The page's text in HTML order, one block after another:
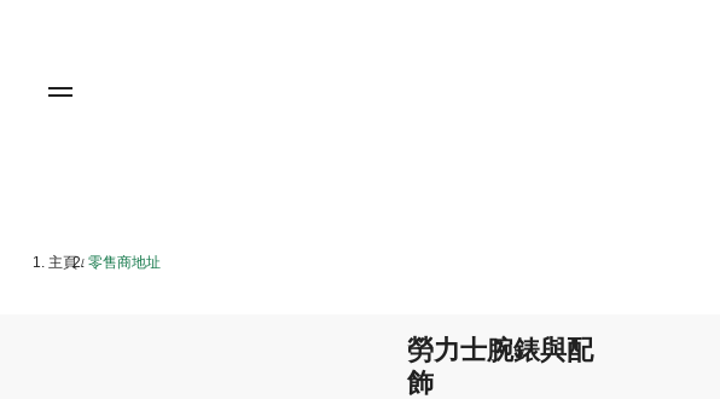
主頁/ 零售商地址
勞力士腕錶與配
飾